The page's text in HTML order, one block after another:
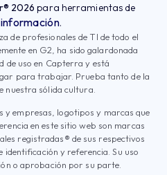
2026 para herramientas de
.
de profesionales de TI de todo el
en G2, ha sido galardonada
de uso en Capterra y está
para trabajar. Prueba tanto de la
nuestra sólida cultura.
y empresas, logotipos y marcas que
en este sitio web son marcas
registradas® de sus respectivos
y referencia. Su uso
o aprobación por su parte.